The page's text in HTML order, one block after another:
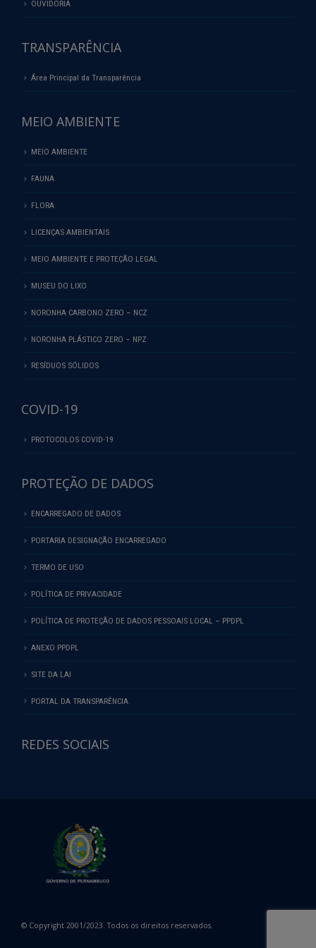
OUVIDORIA
TRANSPARÊNCIA
Área Principal da Transparência
MEIO AMBIENTE
MEIO AMBIENTE
FAUNA
FLORA
LICENÇAS AMBIENTAIS
MEIO AMBIENTE E PROTEÇÃO LEGAL
MUSEU DO LIXO
NORONHA CARBONO ZERO – NCZ
NORONHA PLÁSTICO ZERO – NPZ
RESÍDUOS SÓLIDOS
COVID-19
PROTOCOLOS COVID-19
PROTEÇÃO DE DADOS
ENCARREGADO DE DADOS
PORTARIA DESIGNAÇÃO ENCARREGADO
TERMO DE USO
POLÍTICA DE PRIVACIDADE
POLÍTICA DE PROTEÇÃO DE DADOS PESSOAIS LOCAL – PPDPL
ANEXO PPDPL
SITE DA LAI
PORTAL DA TRANSPARÊNCIA
REDES SOCIAIS
© Copyright 2001/2023. Todos os direitos reservados.